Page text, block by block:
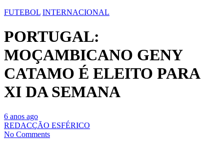
FUTEBOL INTERNACIONAL
PORTUGAL:
MOÇAMBICANO GENY
CATAMO É ELEITO PARA
XI DA SEMANA
6 anos ago
REDACÇÃO ESFÉRICO
No Comments